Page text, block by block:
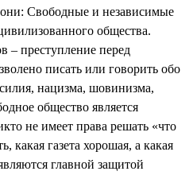
Свободные и независимые
общества.
– преступление перед
писать или говорить обо
нацизма, шовинизма,
общество является
не имеет права решать «что
какая газета хорошая, а какая
главной защитой